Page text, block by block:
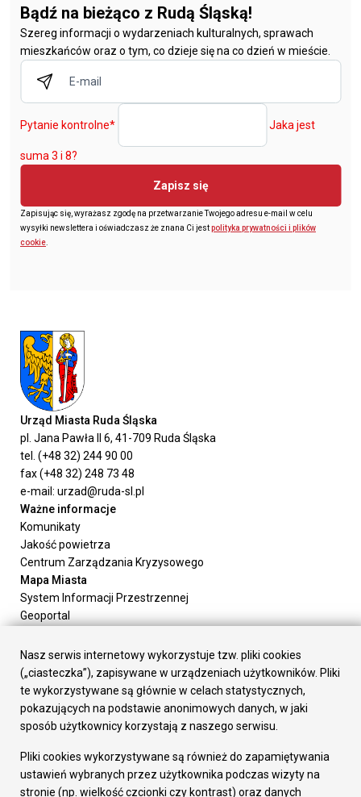
Bądź na bieżąco z Rudą Śląską!
Szereg informacji o wydarzeniach kulturalnych, sprawach
mieszkańców oraz o tym, co dzieje się na co dzień w mieście.
Pytanie kontrolne* Jaka jest
suma 3 i 8?
Zapisz się
Zapisując się, wyrażasz zgodę na przetwarzanie Twojego adresu e-mail w celu
wysyłki newslettera i oświadczasz że znana Ci jestpolityka prywatności i plików
cookie
Urząd Miasta Ruda Śląska
pl. Jana Pawła II 6, 41-709 Ruda Śląska
tel. (+48 32) 244 90 00
fax (+48 32) 248 73 48
e-mail: urzad@ruda-sl.pl
Ważne informacje
Komunikaty
Jakość powietrza
Centrum Zarządzania Kryzysowego
Mapa Miasta
System Informacji Przestrzennej
Geoportal
Załatw sprawę
Prezydent Miasta
Rada Miasta
Wydziały
Elektroniczna Skrzynka Podawcza
Gospodarka
Fundusze europejskie
Środki krajowe
Nasz serwis internetowy wykorzystuje tzw. pliki cookies
(„ciasteczka”), zapisywane w urządzeniach użytkowników. Pliki
te wykorzystywane są głównie w celach statystycznych,
pokazujących na podstawie anonimowych danych, w jaki
sposób użytkownicy korzystają z naszego serwisu.
Pliki cookies wykorzystywane są również do zapamiętywania
ustawień wybranych przez użytkownika podczas wizyty na
stronie (np. wielkość czcionki czy kontrast) oraz danych